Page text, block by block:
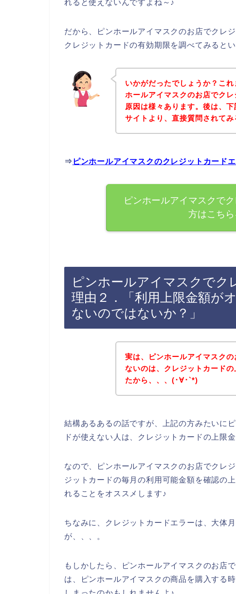
れると使えないんですよね～♪
だから、ピンホールアイマスクのお店でクレ
クレジットカードの有効期限を調べてみると
いかがだったでしょうか？こ
ホールアイマスクのお店でク
原因は様々あります。後は、
サイトより、直接質問されてみ
⇒ ピンホールアイマスクのクレジットカード
ピンホールアイマスクで
方はこち
ピンホールアイマスクでク
理由２．「利用上限金額が
ないのではないか？」
実は、ピンホールアイマスク
ないのは、クレジットカード
たから、、、(･∀･`*)
結構あるあるの話ですが、上記の方みたいに
ドが使えない人は、クレジットカードの上限
なので、ピンホールアイマスクのお店でクレ
ジットカードの毎月の利用可能金額を確認の
れることをオススメします♪
ちなみに、クレジットカードエラーは、大体
が、、、。
もしかしたら、ピンホールアイマスクのお店
は、ピンホールアイマスクの商品を購入する